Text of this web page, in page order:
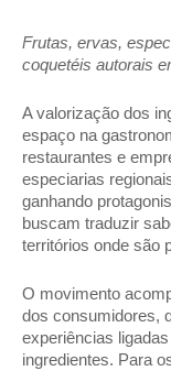
Frutas, ervas,
coquetéis autorais
A valorização dos
espaço na
restaurantes e
especiarias
ganhando
buscam traduzir
territórios onde são
O movimento
dos consumidores,
experiências
ingredientes. Para